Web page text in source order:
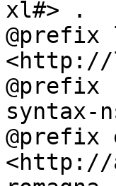
xl#> .
@prefix
<http://
syntax-
@prefix
<http://